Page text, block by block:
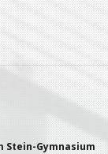
Stein-Gymnasium